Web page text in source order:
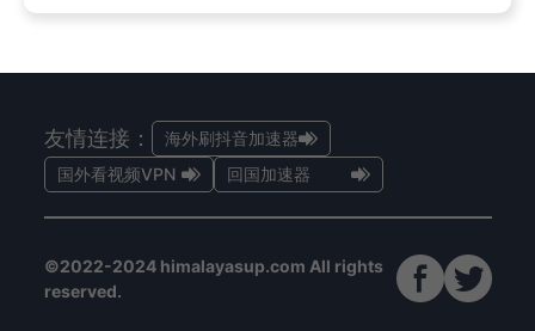
友情连接：
海外刷抖音加速器
国外看视频VPN
回国加速器
©2022-2024 himalayasup.com All rights
reserved.